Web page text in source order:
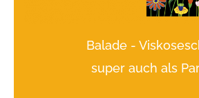
Balade -
super auch als